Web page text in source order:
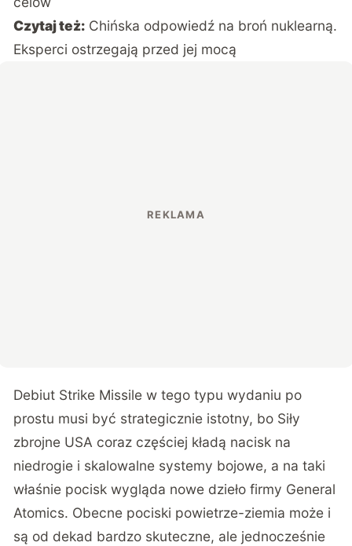
Czytaj też: Chińska odpowiedź na broń nuklearną.
Eksperci ostrzegają przed jej mocą
Debiut Strike Missile w tego typu wydaniu po
prostu musi być strategicznie istotny, bo Siły
zbrojne USA coraz częściej kładą nacisk na
niedrogie i skalowalne systemy bojowe, a na taki
właśnie pocisk wygląda nowe dzieło firmy General
Atomics. Obecne pociski powietrze-ziemia może i
są od dekad bardzo skuteczne, ale jednocześnie